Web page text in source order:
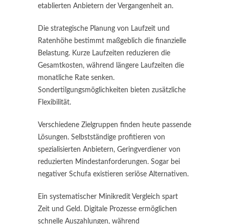
etablierten Anbietern der Vergangenheit an.
Die strategische Planung von Laufzeit und
Ratenhöhe bestimmt maßgeblich die finanzielle
Belastung. Kurze Laufzeiten reduzieren die
Gesamtkosten, während längere Laufzeiten die
monatliche Rate senken.
Sondertilgungsmöglichkeiten bieten zusätzliche
Flexibilität.
Verschiedene Zielgruppen finden heute passende
Lösungen. Selbstständige profitieren von
spezialisierten Anbietern, Geringverdiener von
reduzierten Mindestanforderungen. Sogar bei
negativer Schufa existieren seriöse Alternativen.
Ein systematischer Minikredit Vergleich spart
Zeit und Geld. Digitale Prozesse ermöglichen
schnelle Auszahlungen, während